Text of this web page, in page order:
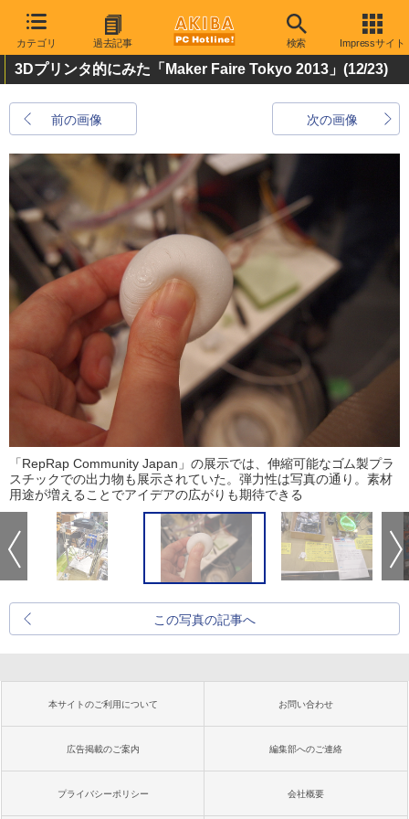
カテゴリ 過去記事 検索 Impressサイト
3Dプリンタ的にみた「Maker Faire Tokyo 2013」 (12/23)
前の画像 次の画像
「RepRap Community Japan」の展示では、伸縮可能なゴム製プラ
スチックでの出力物も展示されていた。弾力性は写真の通り。素材
用途が増えることでアイデアの広がりも期待できる
この写真の記事へ
本サイトのご利用について お問い合わせ
広告掲載のご案内 編集部へのご連絡
プライバシーポリシー 会社概要